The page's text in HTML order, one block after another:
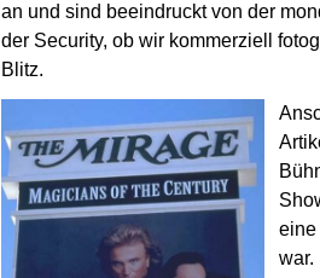
an und sind beeindruckt von der
der Security, ob wir kommerziell
Blitz.
eine
war.